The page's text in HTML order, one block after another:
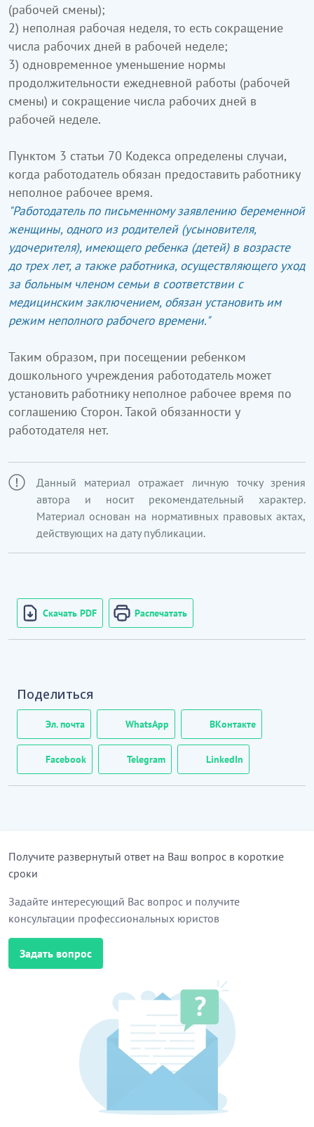
(рабочей смены);
2) неполная рабочая неделя, то есть сокращение
числа рабочих дней в рабочей неделе;
3) одновременное уменьшение нормы
продолжительности ежедневной работы (рабочей
смены) и сокращение числа рабочих дней в
рабочей неделе.
Пунктом 3 статьи 70 Кодекса определены случаи,
когда работодатель обязан предоставить работнику
неполное рабочее время.
"Работодатель по письменному заявлению беременной
женщины, одного из родителей (усыновителя,
удочерителя), имеющего ребенка (детей) в возрасте
до трех лет, а также работника, осуществляющего уход
за больным членом семьи в соответствии с
медицинским заключением, обязан установить им
режим неполного рабочего времени."
Таким образом, при посещении ребенком
дошкольного учреждения работодатель может
установить работнику неполное рабочее время по
соглашению Сторон. Такой обязанности у
работодателя нет.
Данный материал отражает личную точку зрения
автора и носит рекомендательный характер.
Материал основан на нормативных правовых актах,
действующих на дату публикации.
Скачать PDF Распечатать
Поделиться
Эл. почта WhatsApp ВКонтакте
Facebook Telegram LinkedIn
Получите развернутый ответ на Ваш вопрос в короткие
сроки
Задайте интересующий Вас вопрос и получите
консультации профессиональных юристов
Задать вопрос